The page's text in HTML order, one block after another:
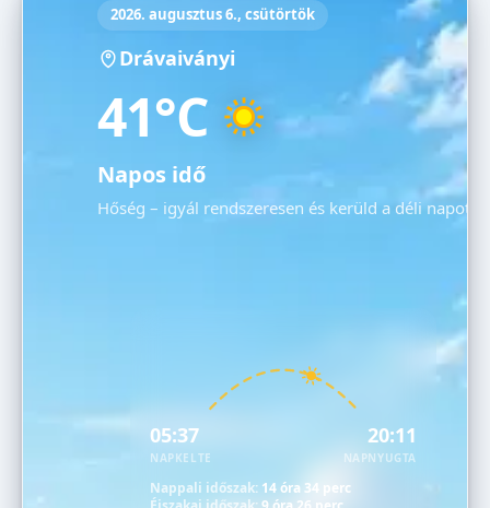
2026. augusztus 6., csütörtök
Drávaiványi
41°C
Napos idő
Hőség – igyál rendszeresen és kerüld a déli napot!
05:37
NAPKELTE
20:11
NAPNYUGTA
Nappali időszak: 14 óra 34 perc